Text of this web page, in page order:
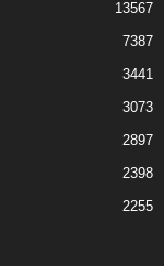
13567
7387
3441
3073
2897
2398
2255